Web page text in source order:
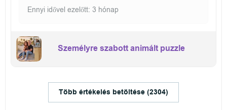
Ennyi idővel ezelőtt: 3 hónap
Személyre szabott animált puzzle
Több értékelés betöltése (2304)